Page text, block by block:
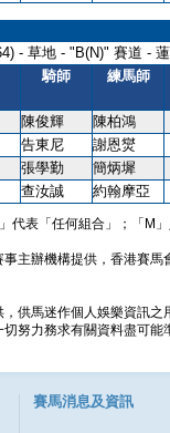
- 草地 - "B(N)" 賽道 -
騎師 練馬師
陳俊輝 陳柏鴻
告東尼 謝恩爕
張學勤 簡炳墀
查汝誠 約翰摩亞
代表「任何組合」；「M」
主辦機構提供，香港賽馬
供馬迷作個人娛樂資訊
努力務求有關資料盡可
賽馬消息及資訊